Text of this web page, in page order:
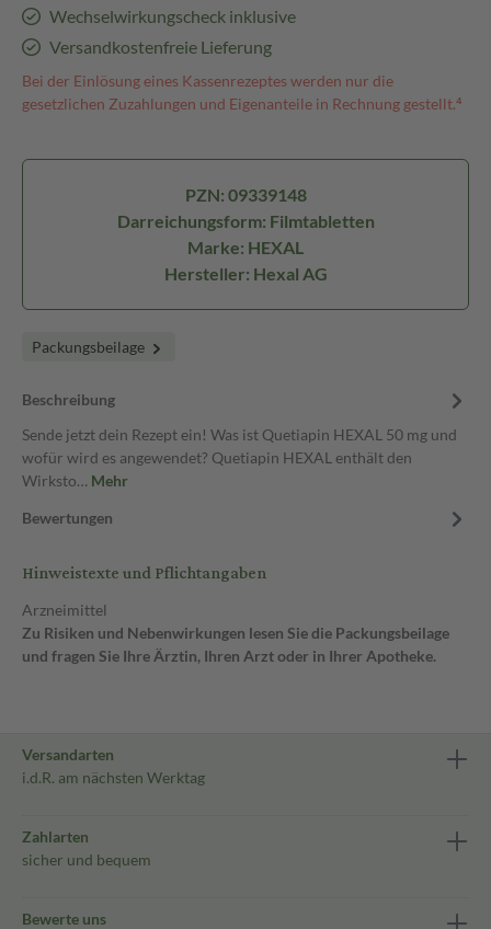
Wechselwirkungscheck inklusive
Versandkostenfreie Lieferung
Bei der Einlösung eines Kassenrezeptes werden nur die
gesetzlichen Zuzahlungen und Eigenanteile in Rechnung gestellt.⁴
PZN: 09339148
Darreichungsform: Filmtabletten
Marke: HEXAL
Hersteller: Hexal AG
Packungsbeilage
Beschreibung
Sende jetzt dein Rezept ein! Was ist Quetiapin HEXAL 50 mg und
wofür wird es angewendet? Quetiapin HEXAL enthält den
Wirksto… Mehr
Bewertungen
Hinweistexte und Pflichtangaben
Arzneimittel
Zu Risiken und Nebenwirkungen lesen Sie die Packungsbeilage
und fragen Sie Ihre Ärztin, Ihren Arzt oder in Ihrer Apotheke.
Versandarten
i.d.R. am nächsten Werktag
Zahlarten
sicher und bequem
Bewerte uns